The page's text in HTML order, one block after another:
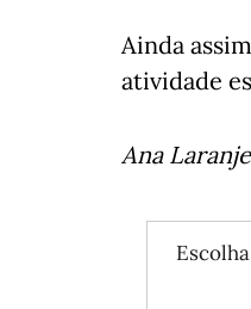
Ainda
atividade
Ana